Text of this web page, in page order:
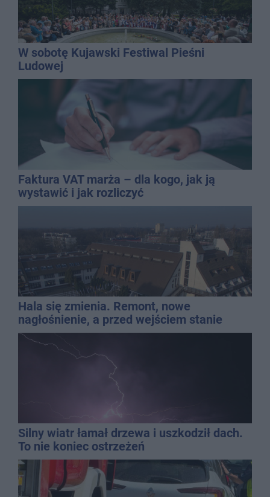
W sobotę Kujawski Festiwal Pieśni
Ludowej
Faktura VAT marża – dla kogo, jak ją
wystawić i jak rozliczyć
Hala się zmienia. Remont, nowe
nagłośnienie, a przed wejściem stanie
QEMETICA ARENA
Silny wiatr łamał drzewa i uszkodził dach.
To nie koniec ostrzeżeń